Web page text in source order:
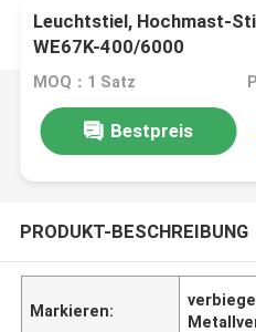
Leuchtstiel, Hochmast-
WE67K-400/6000
MOQ：1 Satz
Bestpreis
PRODUKT-BESCHREIBUNG
Markieren: